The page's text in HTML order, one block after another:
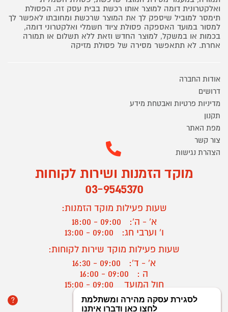
ואלקטרונית דומה למוצר אותו רכשת בבית עסק זה. הפסולת
תימסר למוביל שיספק לך את המוצר שרכשת ומחובתו לאפשר לך
למסור במועד האספקה פסולת ציוד חשמלי ואלקטרוני דומה,
בכמות או במשקל, למוצר החדש וזאת ללא תשלום או תמורה
אחרת. לא תתאפשר מסירה של פסולת מזיקה
אודות החברה
דרושים
מדיניות פרטיות ואבטחת מידע
תקנון
מפת האתר
צור קשר
הצהרת נגישות
מוקד הזמנות ושירות לקוחות
03-9545370
שעות פעילות מוקד הזמנות:
א' - ה':
09:00 - 18:00
ו' וערבי חג:
09:00 - 13:00
שעות פעילות מוקד שירות לקוחות:
א' - ד':
09:00 - 16:30
ה :
09:00 - 16:00
חול המועד
? יצירת קשר/ביטול הזמנה